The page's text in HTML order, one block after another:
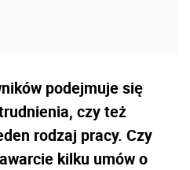
podejmuje się
czy też
rodzaj pracy. Czy
kilku umów o